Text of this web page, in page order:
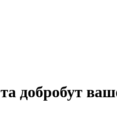
добробут